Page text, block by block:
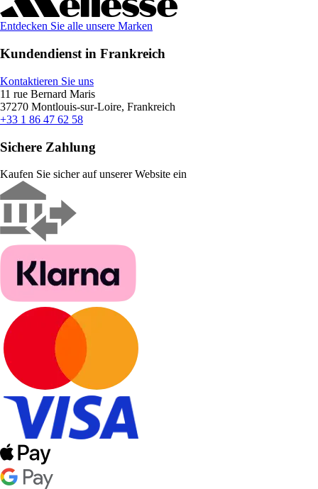
Entdecken Sie alle unsere Marken
Kundendienst in Frankreich
Kontaktieren Sie uns
11 rue Bernard Maris
37270 Montlouis-sur-Loire, Frankreich
+33 1 86 47 62 58
Sichere Zahlung
Kaufen Sie sicher auf unserer Website ein